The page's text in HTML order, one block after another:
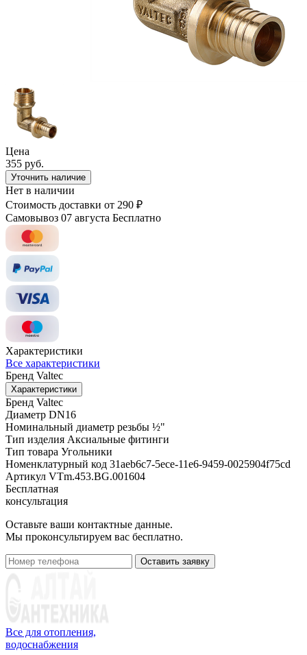
Цена
355 руб.
Уточнить наличие
Нет в наличии
Стоимость доставки от 290 ₽
Самовывоз 07 августа Бесплатно
Характеристики
Все характеристики
Бренд Valtec
Характеристики
Бренд Valtec
Диаметр DN16
Номинальный диаметр резьбы ½"
Тип изделия Аксиальные фитинги
Тип товара Угольники
Номенклатурный код 31aeb6c7-5ece-11e6-9459-0025904f75cd
Артикул VTm.453.BG.001604
Бесплатная
консультация
Оставьте ваши контактные данные.
Мы проконсультируем вас бесплатно.
Оставить заявку
Все для отопления,
водоснабжения